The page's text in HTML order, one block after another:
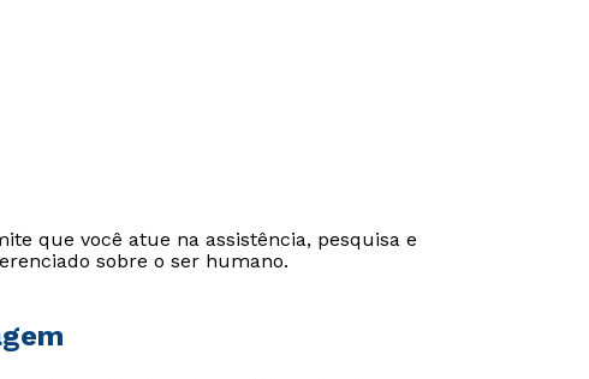
que você atue na assistência, pesquisa e
sobre o ser humano.